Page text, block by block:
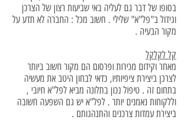
בסופו של דבר גם לעליה באי שביעות רצון של הצרכן
וגידול ב"פל"א" שלילי . חשוב מכל : החברה לא תדע על
מקור הבעיה .
קל לקלקל
מאחר וקידום מכירות ופרסום הם מקור חשוב ביותר
לצרכן ביצירת ציפיותיו, כדאי לבחון היטב את מעשיה
בתחום זה . טיפול נכון בתלונה מביא לפל"א חיובי ,
וללקוחות נאמנים יותר . לפל"א יש גם השפעה חשובה
ביצירת עמדות צרכנים והתנהגותם .